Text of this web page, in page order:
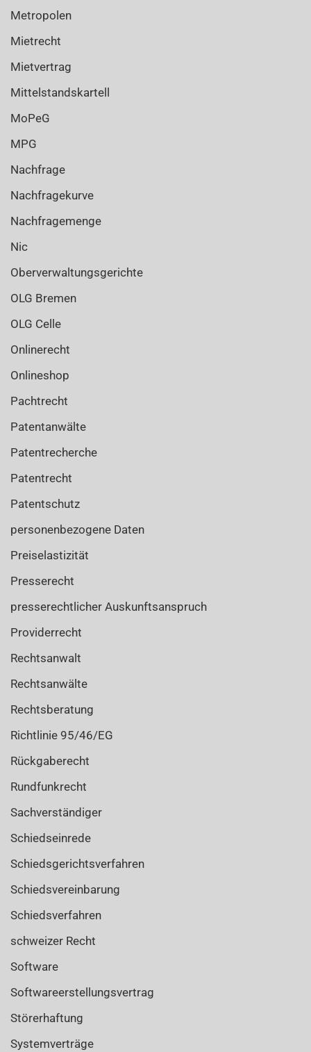
Metropolen
Mietrecht
Mietvertrag
Mittelstandskartell
MoPeG
MPG
Nachfrage
Nachfragekurve
Nachfragemenge
Nic
Oberverwaltungsgerichte
OLG Bremen
OLG Celle
Onlinerecht
Onlineshop
Pachtrecht
Patentanwälte
Patentrecherche
Patentrecht
Patentschutz
personenbezogene Daten
Preiselastizität
Presserecht
presserechtlicher Auskunftsanspruch
Providerrecht
Rechtsanwalt
Rechtsanwälte
Rechtsberatung
Richtlinie 95/46/EG
Rückgaberecht
Rundfunkrecht
Sachverständiger
Schiedseinrede
Schiedsgerichtsverfahren
Schiedsvereinbarung
Schiedsverfahren
schweizer Recht
Software
Softwareerstellungsvertrag
Störerhaftung
Systemverträge